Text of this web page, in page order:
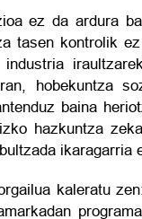
ez da ardura
tasen kontrolik
hobekuntza
baina
hazkuntza
ikaragarria
kaleratu